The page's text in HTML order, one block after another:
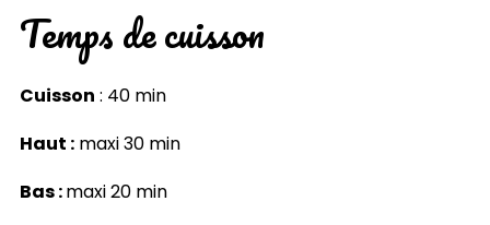
Temps de cuisson
Cuisson : 40 min
Haut :maxi 30 min
Bas :maxi 20 min